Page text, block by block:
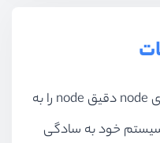
در این جلسه روش نصب و راه‌اندازی node دقیق node را به
سیستم خود به سادگی